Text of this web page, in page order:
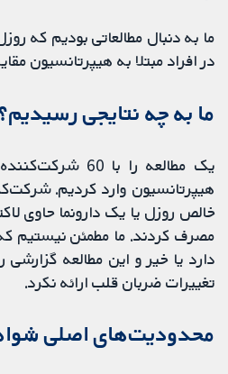
ما به دنبال مطالعاتی بودیم که
در افراد مبتلا به هیپرتانسیون
ما به چه نتایجی
هیپرتانسیون وارد کردیم.
خالص روزل یا یک دارونما حاوی
مصرف کردند. ما مطمئن نیستیم
دارد یا خیر و این مطالعه
تغییرات ضربان قلب ارائه نکرد.
محدودیت‌های اصلی